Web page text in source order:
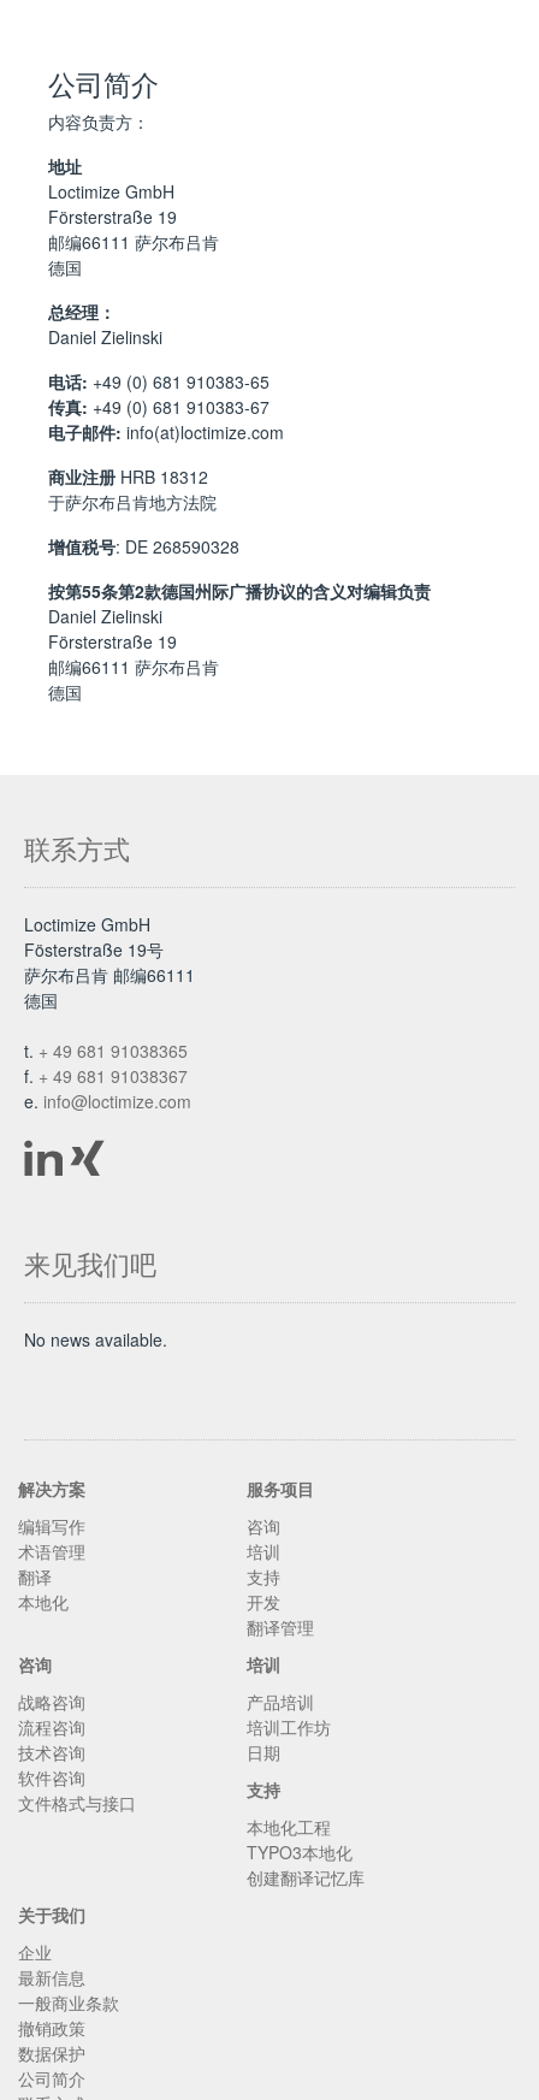
公司简介
内容负责方：
地址
Loctimize GmbH
Försterstraße 19
邮编66111 萨尔布吕肯
德国
总经理：
Daniel Zielinski
电话: +49 (0) 681 910383-65
传真: +49 (0) 681 910383-67
电子邮件: info(at)loctimize.com
商业注册 HRB 18312
于萨尔布吕肯地方法院
增值税号: DE 268590328
按第55条第2款德国州际广播协议的含义对编辑负责
Daniel Zielinski
Försterstraße 19
邮编66111 萨尔布吕肯
德国
联系方式
Loctimize GmbH
Fösterstraße 19号
萨尔布吕肯 邮编66111
德国
t. + 49 681 91038365
f. + 49 681 91038367
e. info@loctimize.com
来见我们吧
No news available.
解决方案
编辑写作
术语管理
翻译
本地化
服务项目
咨询
培训
支持
开发
翻译管理
咨询
战略咨询
流程咨询
技术咨询
软件咨询
文件格式与接口
培训
产品培训
培训工作坊
日期
支持
本地化工程
TYPO3本地化
创建翻译记忆库
关于我们
企业
最新信息
一般商业条款
撤销政策
数据保护
公司简介